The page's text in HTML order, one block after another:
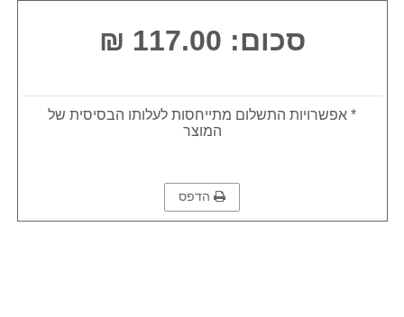
סכום: 117.00 ₪
* אפשרויות התשלום מתייחסות לעלותו הבסיסית של
המוצר
הדפס